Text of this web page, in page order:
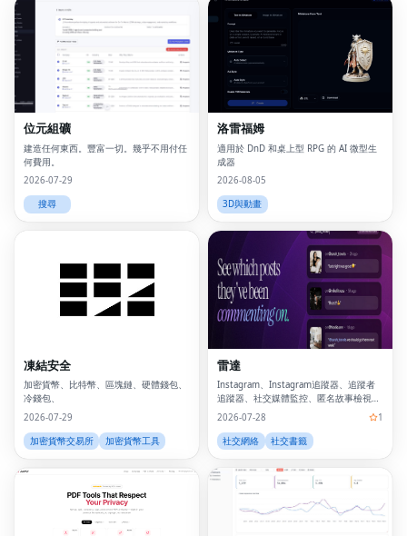
位元組礦
建造任何東西。豐富一切。幾乎不用付任
何費用。
2026-07-29
搜尋
洛雷福姆
適用於 DnD 和桌上型 RPG 的 AI 微型生
成器
2026-08-05
3D與動畫
凍結安全
加密貨幣、比特幣、區塊鏈、硬體錢包、
冷錢包、
2026-07-29
加密貨幣交易所
加密貨幣工具
雷達
Instagram、Instagram追蹤器、追蹤者
追蹤器、社交媒體監控、匿名故事檢視
器、Instagram分析、關係工具、追蹤者
2026-07-28
1
社交網絡
社交書籤